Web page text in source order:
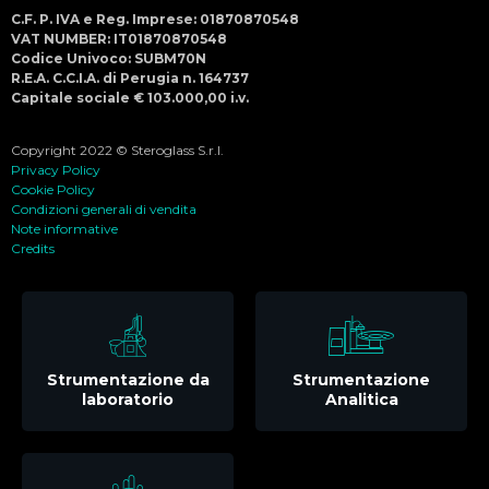
C.F. P. IVA e Reg. Imprese: 01870870548
VAT NUMBER: IT01870870548
Codice Univoco: SUBM70N
R.E.A. C.C.I.A. di Perugia n. 164737
Capitale sociale € 103.000,00 i.v.
Copyright 2022 © Steroglass S.r.l.
Privacy Policy
Cookie Policy
Condizioni generali di vendita
Note informative
Credits
Strumentazione da
laboratorio
Strumentazione
Analitica